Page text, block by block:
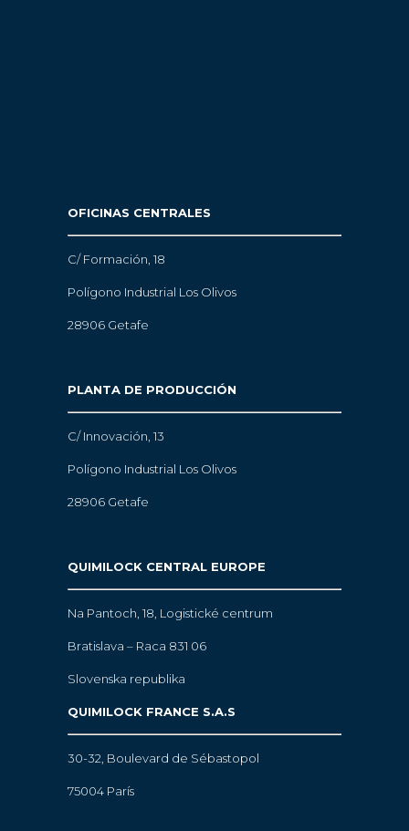
OFICINAS CENTRALES
C/ Formación, 18
Polígono Industrial Los Olivos
28906 Getafe
PLANTA DE PRODUCCIÓN
C/ Innovación, 13
Polígono Industrial Los Olivos
28906 Getafe
QUIMILOCK CENTRAL EUROPE
Na Pantoch, 18, Logistické centrum
Bratislava – Raca 831 06
Slovenska republika
QUIMILOCK FRANCE S.A.S
30-32, Boulevard de Sébastopol
75004 París